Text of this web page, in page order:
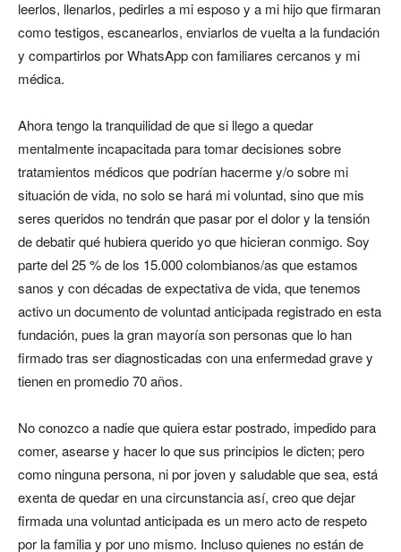
leerlos, llenarlos, pedirles a mi esposo y a mi hijo que firmaran
como testigos, escanearlos, enviarlos de vuelta a la fundación
y compartirlos por WhatsApp con familiares cercanos y mi
médica.
Ahora tengo la tranquilidad de que si llego a quedar
mentalmente incapacitada para tomar decisiones sobre
tratamientos médicos que podrían hacerme y/o sobre mi
situación de vida, no solo se hará mi voluntad, sino que mis
seres queridos no tendrán que pasar por el dolor y la tensión
de debatir qué hubiera querido yo que hicieran conmigo. Soy
parte del 25 % de los 15.000 colombianos/as que estamos
sanos y con décadas de expectativa de vida, que tenemos
activo un documento de voluntad anticipada registrado en esta
fundación, pues la gran mayoría son personas que lo han
firmado tras ser diagnosticadas con una enfermedad grave y
tienen en promedio 70 años.
No conozco a nadie que quiera estar postrado, impedido para
comer, asearse y hacer lo que sus principios le dicten; pero
como ninguna persona, ni por joven y saludable que sea, está
exenta de quedar en una circunstancia así, creo que dejar
firmada una voluntad anticipada es un mero acto de respeto
por la familia y por uno mismo. Incluso quienes no están de